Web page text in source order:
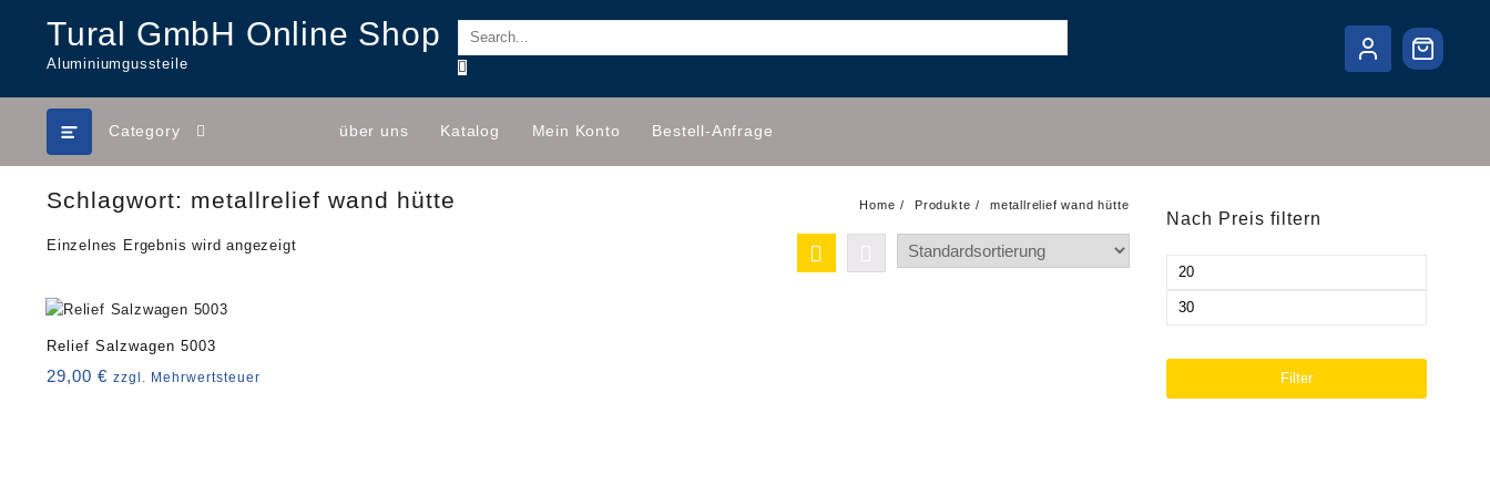
content
Tural GmbH Online Shop
Aluminiumgussteile
Category über uns Katalog Mein Konto Bestell-Anfrage
Schlagwort: metallrelief wand hütte Home Produkte metallrelief wand hütte
Einzelnes Ergebnis wird angezeigt
Relief Salzwagen 5003
29,00 € zzgl. Mehrwertsteuer
Nach Preis filtern
Min.
Max.
Filter